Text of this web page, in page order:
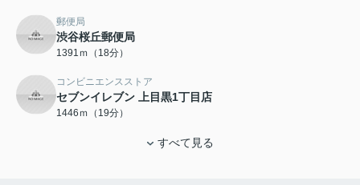
郵便局
渋谷桜丘郵便局
1391ｍ（18分）
コンビニエンスストア
セブンイレブン 上目黒1丁目店
1446ｍ（19分）
すべて見る